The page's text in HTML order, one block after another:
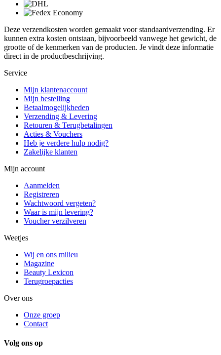
Deze verzendkosten worden gemaakt voor standaardverzending. Er
kunnen extra kosten ontstaan, bijvoorbeeld vanwege het gewicht, de
grootte of de kenmerken van de producten. Je vindt deze informatie
direct in de productbeschrijving.
Service
Mijn klantenaccount
Mijn bestelling
Betaalmogelijkheden
Verzending & Levering
Retouren & Terugbetalingen
Acties & Vouchers
Heb je verdere hulp nodig?
Zakelijke klanten
Mijn account
Aanmelden
Registreren
Wachtwoord vergeten?
Waar is mijn levering?
Voucher verzilveren
Weetjes
Wij en ons milieu
Magazine
Beauty Lexicon
Terugroepacties
Over ons
Onze groep
Contact
Volg ons op